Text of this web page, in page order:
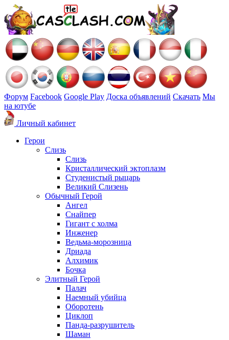
Форум Facebook Google Play Доска объявлений Скачать Мы
на ютубе
Личный кабинет
Герои
Слизь
Слизь
Кристаллический эктоплазм
Студенистый рыцарь
Великий Слизень
Обычный Герой
Ангел
Снайпер
Гигант с холма
Инженер
Ведьма-морозница
Дриада
Алхимик
Бочка
Элитный Герой
Палач
Наемный убийца
Оборотень
Циклоп
Панда-разрушитель
Шаман